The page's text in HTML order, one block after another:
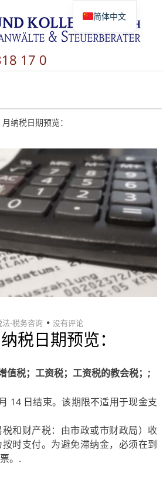
17 0
纳税日期预览：
法-税务咨询 没有评论
税日期预览：
值税；工资税；工资税的教会税；;
14 日结束。该期限不适用于现金支
和财产税：由市政或市财政局）收
时支付。为避免滞纳金，必须在到
。.
简体中文
Deutsch
Русский